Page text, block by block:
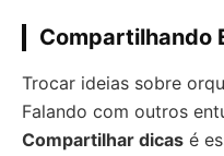
Compartilhando
Trocar ideias sobre
Falando com outros
Compartilhar dicas é